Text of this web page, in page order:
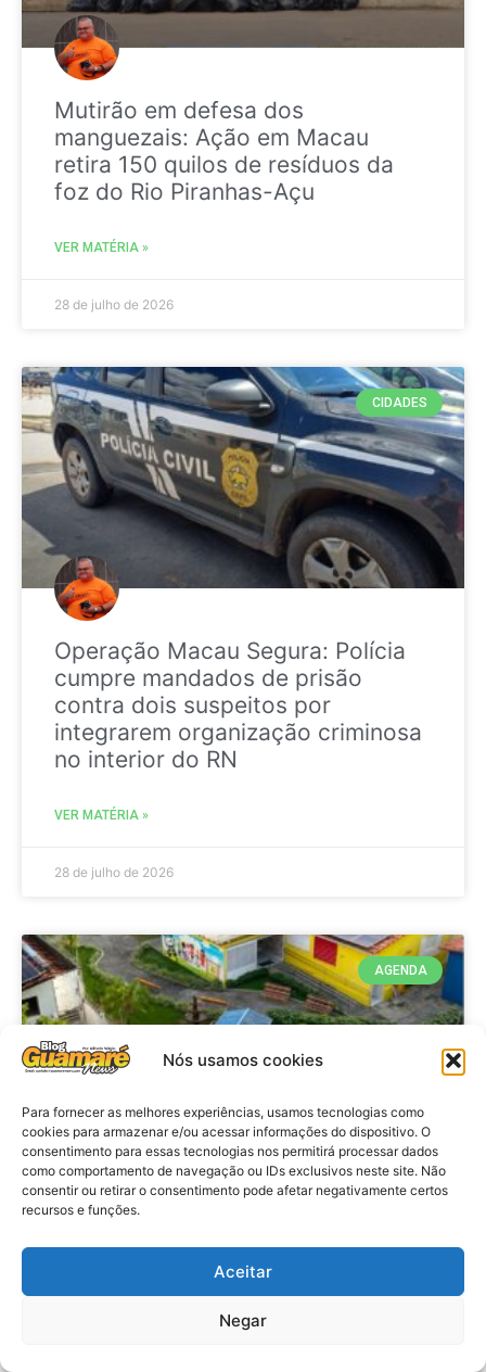
Nós usamos cookies
Para fornecer as melhores experiências, usamos tecnologias como
cookies para armazenar e/ou acessar informações do dispositivo. O
consentimento para essas tecnologias nos permitirá processar dados
como comportamento de navegação ou IDs exclusivos neste site. Não
consentir ou retirar o consentimento pode afetar negativamente certos
recursos e funções.
Aceitar
Negar
Mutirão em defesa dos
manguezais: Ação em Macau
retira 150 quilos de resíduos da
foz do Rio Piranhas-Açu
VER MATÉRIA »
28 de julho de 2026
CIDADES
Operação Macau Segura: Polícia
cumpre mandados de prisão
contra dois suspeitos por
integrarem organização criminosa
no interior do RN
VER MATÉRIA »
28 de julho de 2026
AGENDA
Agenda: 10ª Mostra Pedagógica
da Casa Durval Paiva acontecerá
nesta quarta-feira (29)